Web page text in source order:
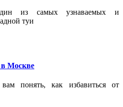
из самых узнаваемых и
туи
в Москве
понять, как избавиться от